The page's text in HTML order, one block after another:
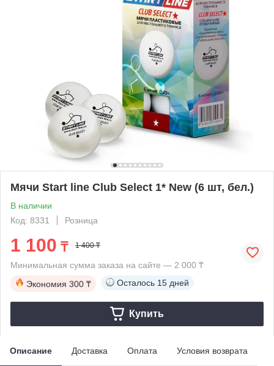
Мячи Start line Club Select 1* New (6 шт, бел.)
В наличии
Код: 8331
Розница
1 100 ₸ 1 400 ₸
Минимальная сумма заказа на сайте — 2 000 ₸
Экономия 300 ₸ Осталось 15 дней
Купить
Описание Доставка Оплата Условия возврата